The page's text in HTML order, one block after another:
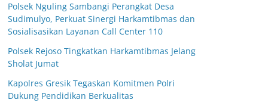
Polsek Nguling Sambangi Perangkat Desa
Sudimulyo, Perkuat Sinergi Harkamtibmas dan
Sosialisasikan Layanan Call Center 110
Polsek Rejoso Tingkatkan Harkamtibmas Jelang
Sholat Jumat
Kapolres Gresik Tegaskan Komitmen Polri
Dukung Pendidikan Berkualitas